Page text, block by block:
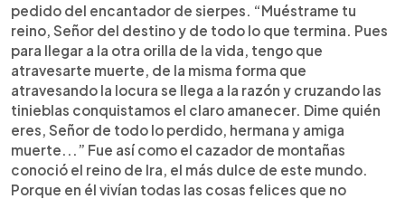
pedido del encantador de sierpes. “Muéstrame tu
reino, Señor del destino y de todo lo que termina. Pues
para llegar a la otra orilla de la vida, tengo que
atravesarte muerte, de la misma forma que
atravesando la locura se llega a la razón y cruzando las
tinieblas conquistamos el claro amanecer. Dime quién
eres, Señor de todo lo perdido, hermana y amiga
muerte...” Fue así como el cazador de montañas
conoció el reino de Ira, el más dulce de este mundo.
Porque en él vivían todas las cosas felices que no